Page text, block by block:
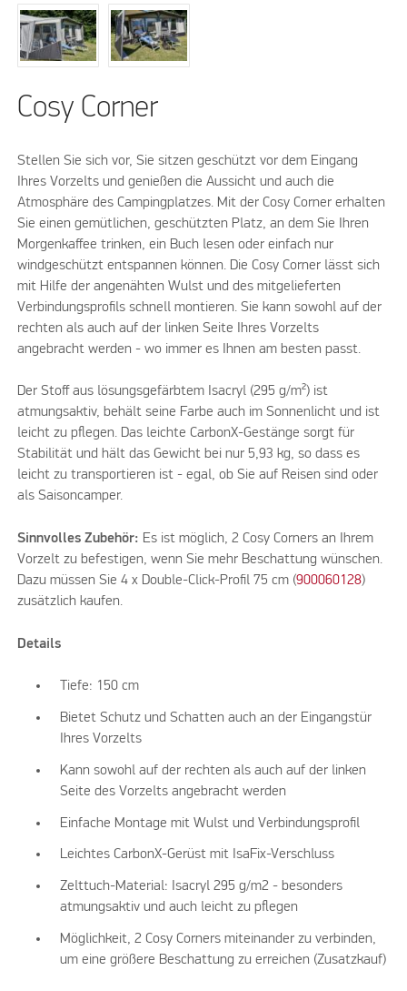
Cosy Corner
Stellen Sie sich vor, Sie sitzen geschützt vor dem Eingang
Ihres Vorzelts und genießen die Aussicht und auch die
Atmosphäre des Campingplatzes. Mit der Cosy Corner erhalten
Sie einen gemütlichen, geschützten Platz, an dem Sie Ihren
Morgenkaffee trinken, ein Buch lesen oder einfach nur
windgeschützt entspannen können. Die Cosy Corner lässt sich
mit Hilfe der angenähten Wulst und des mitgelieferten
Verbindungsprofils schnell montieren. Sie kann sowohl auf der
rechten als auch auf der linken Seite Ihres Vorzelts
angebracht werden - wo immer es Ihnen am besten passt.
Der Stoff aus lösungsgefärbtem Isacryl (295 g/m²) ist
atmungsaktiv, behält seine Farbe auch im Sonnenlicht und ist
leicht zu pflegen. Das leichte CarbonX-Gestänge sorgt für
Stabilität und hält das Gewicht bei nur 5,93 kg, so dass es
leicht zu transportieren ist - egal, ob Sie auf Reisen sind oder
als Saisoncamper.
Sinnvolles Zubehör: Es ist möglich, 2 Cosy Corners an Ihrem
Vorzelt zu befestigen, wenn Sie mehr Beschattung wünschen.
Dazu müssen Sie 4 x Double-Click-Profil 75 cm (900060128)
zusätzlich kaufen.
Details
Tiefe: 150 cm
Bietet Schutz und Schatten auch an der Eingangstür
Ihres Vorzelts
Kann sowohl auf der rechten als auch auf der linken
Seite des Vorzelts angebracht werden
Einfache Montage mit Wulst und Verbindungsprofil
Leichtes CarbonX-Gerüst mit IsaFix-Verschluss
Zelttuch-Material: Isacryl 295 g/m2 - besonders
atmungsaktiv und auch leicht zu pflegen
Möglichkeit, 2 Cosy Corners miteinander zu verbinden,
um eine größere Beschattung zu erreichen (Zusatzkauf)